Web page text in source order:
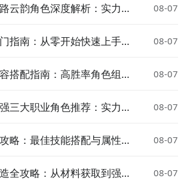
云韵角色深度解析：实力、
08-07
指南：从零开始快速上手的
08-07
搭配指南：高胜率角色组合
08-07
三大职业角色推荐：实力排
08-07
略：最佳技能搭配与属性分
08-07
全攻略：从材料获取到强化
08-07